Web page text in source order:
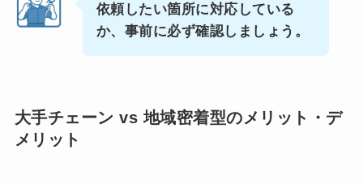
依頼したい箇所に対応している
か、事前に必ず確認しましょう。
大手チェーン vs 地域密着型のメリット・デ
メリット